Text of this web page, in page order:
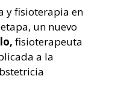
y fisioterapia en
un nuevo
fisioterapeuta
a la